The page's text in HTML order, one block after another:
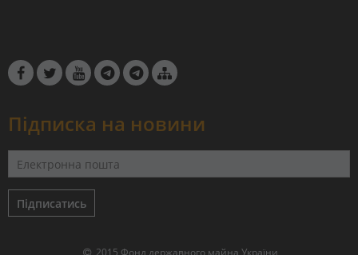
Підписка на новини
Підписатись
2015 Фонд державного майна України